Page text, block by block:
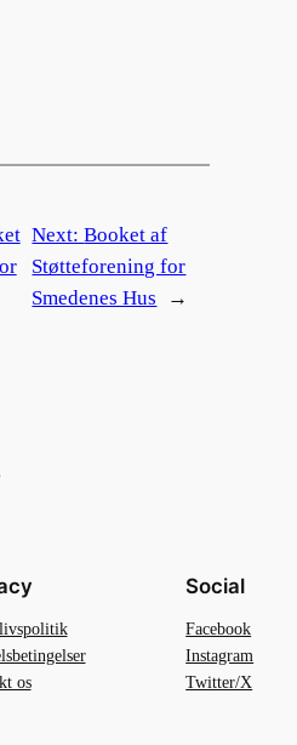
Next:Booket af
Støtteforening for
Smedenes Hus
→
os
Social
Facebook
Instagram
Twitter/X